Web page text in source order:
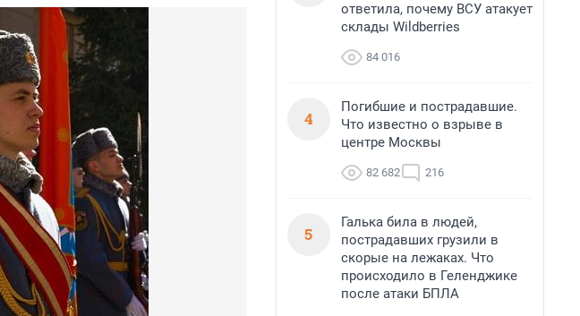
ответила, почему ВСУ атакует
склады Wildberries
84 016
4
Погибшие и пострадавшие.
Что известно о взрыве в
центре Москвы
82 682 216
5
Галька била в людей,
пострадавших грузили в
скорые на лежаках. Что
происходило в Геленджике
после атаки БПЛА